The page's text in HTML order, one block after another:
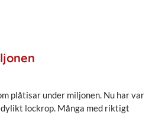
plåtisar under miljonen. Nu har var
lockrop. Många med riktigt